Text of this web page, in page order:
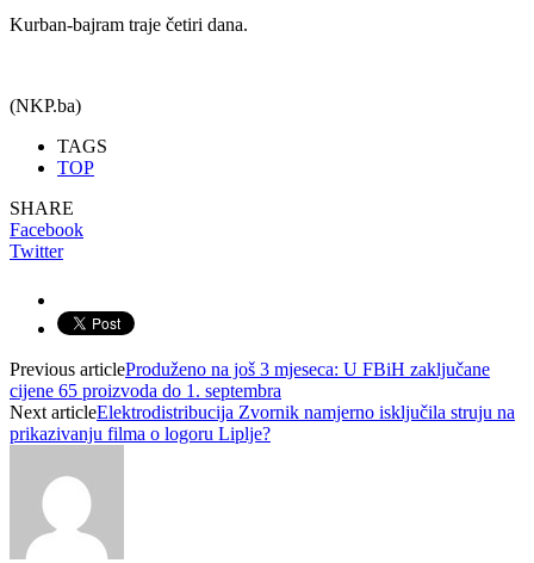
Kurban-bajram traje četiri dana.
(NKP.ba)
TAGS
TOP
SHARE
Facebook
Twitter
Previous articleProduženo na još 3 mjeseca: U FBiH zaključane
cijene 65 proizvoda do 1. septembra
Next articleElektrodistribucija Zvornik namjerno isključila struju na
prikazivanju filma o logoru Liplje?